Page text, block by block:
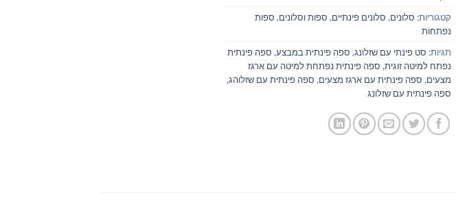
קטגוריות: סלונים, סלונים פינתיים, ספות וסלונים, ספות
נפתחות
תגיות: סט פינתי עם שזלונג, ספה פינתית במבצע, ספה פינתית
נפתח למיטה זוגית, ספה פינתית נפתחת למיטה עם ארגז
מצעים, ספה פינתית עם ארגז מצעים, ספה פינתית עם שזלוהג,
ספה פינתית עם שזלונג